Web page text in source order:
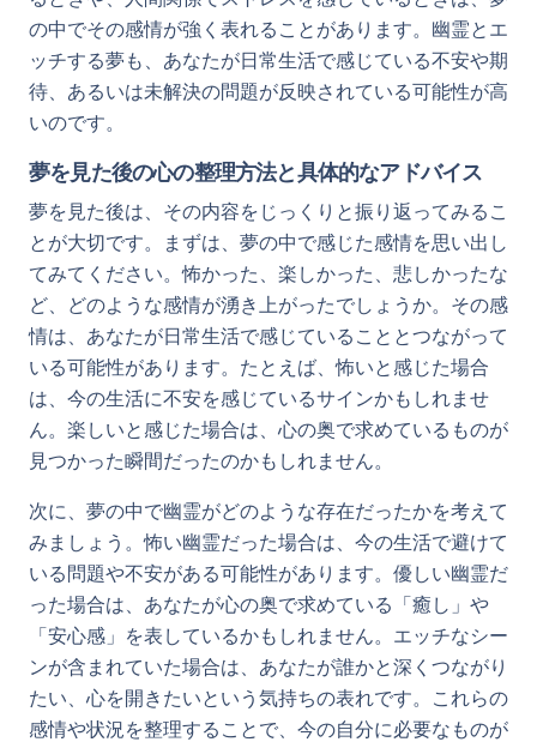
の中でその感情が強く表れることがあります。幽霊とエ
ッチする夢も、あなたが日常生活で感じている不安や期
待、あるいは未解決の問題が反映されている可能性が高
いのです。
夢を見た後の心の整理方法と具体的なアドバイス
夢を見た後は、その内容をじっくりと振り返ってみるこ
とが大切です。まずは、夢の中で感じた感情を思い出し
てみてください。怖かった、楽しかった、悲しかったな
ど、どのような感情が湧き上がったでしょうか。その感
情は、あなたが日常生活で感じていることとつながって
いる可能性があります。たとえば、怖いと感じた場合
は、今の生活に不安を感じているサインかもしれませ
ん。楽しいと感じた場合は、心の奥で求めているものが
見つかった瞬間だったのかもしれません。
次に、夢の中で幽霊がどのような存在だったかを考えて
みましょう。怖い幽霊だった場合は、今の生活で避けて
いる問題や不安がある可能性があります。優しい幽霊だ
った場合は、あなたが心の奥で求めている「癒し」や
「安心感」を表しているかもしれません。エッチなシー
ンが含まれていた場合は、あなたが誰かと深くつながり
たい、心を開きたいという気持ちの表れです。これらの
感情や状況を整理することで、今の自分に必要なものが